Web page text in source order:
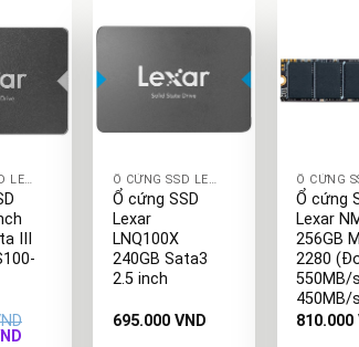
Ổ CỨNG SSD LEXAR
III
Ổ CỨNG SSD LEXAR
Ổ cứng SSD
Lexar
LNQ100X
240GB Sata3
2.5 inch
695.000 VND
Ổ cứng
Lexar
256GB
2280
550MB/
450MB/
810.000